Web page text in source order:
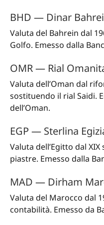
Valuta del Bahrein dal
Golfo. Emesso dalla
Valuta dell’Oman dal
sostituendo il rial Saidi.
dell’Oman.
EGP — Sterlina
Valuta dell’Egitto dal
piastre. Emesso dalla
Valuta del Marocco dal
contabilità. Emesso da